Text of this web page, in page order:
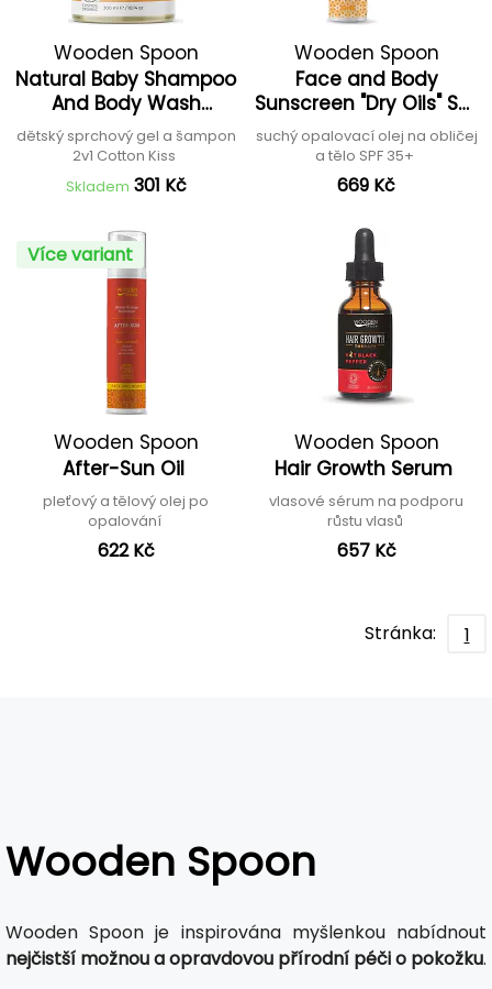
Wooden Spoon
Natural Baby Shampoo
And Body Wash
"Cotton Kiss"
dětský sprchový gel a šampon
2v1 Cotton Kiss
Skladem 301 Kč
Wooden Spoon
Face and Body
Sunscreen "Dry Oils" SPF
35+
suchý opalovací olej na obličej
a tělo SPF 35+
669 Kč
Více variant
Wooden Spoon
After-Sun Oil
pleťový a tělový olej po
opalování
622 Kč
Wooden Spoon
Hair Growth Serum
vlasové sérum na podporu
růstu vlasů
657 Kč
Stránka: 1
Wooden Spoon
Wooden Spoon je inspirována myšlenkou nabídnout
nejčistší možnou a opravdovou přírodní péči o pokožku.